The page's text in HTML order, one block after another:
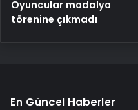
Oyuncular madalya
törenine çıkmadı
En Güncel Haberler